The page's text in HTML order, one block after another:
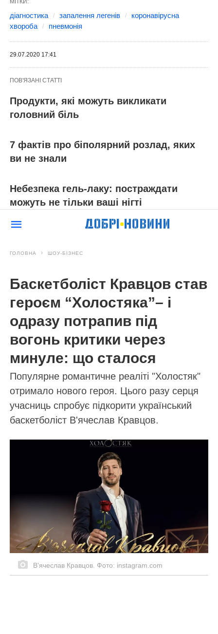
МІТКИ:
діагностика запалення легенів
коронавірусна
хвороба
пневмонія
29.07.2020 17:41
ПОВ'ЯЗАНІ СТАТТІ
Продукти, які можуть викликати
головний біль
7 фактів про біполярний розлад, яких
ви не знали
Небезпека гель-лаку: постраждати
можуть не тільки ваші нігті